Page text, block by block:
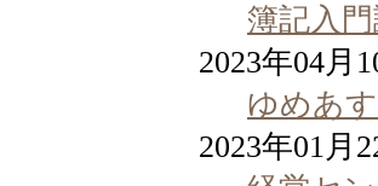
簿記入
2023年04月
ゆめあ
2023年01月